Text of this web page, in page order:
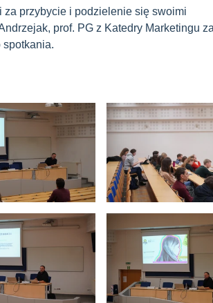
przybycie i podzielenie się swoimi
prof. PG z Katedry Marketingu za